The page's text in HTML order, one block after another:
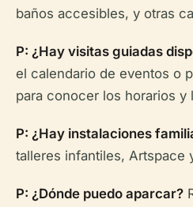
baños accesibles, y otras
P: ¿Hay visitas guiadas
el calendario de eventos o
para conocer los horarios y
P: ¿Hay instalaciones
talleres infantiles, Artspace
P: ¿Dónde puedo aparcar?